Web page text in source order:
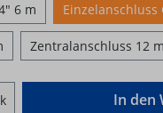
6 m
Einzelanschluss
Zentralanschluss 12 m
Gib denIn den